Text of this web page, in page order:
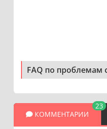
FAQ по проблемам
КОММЕНТАРИИ
23